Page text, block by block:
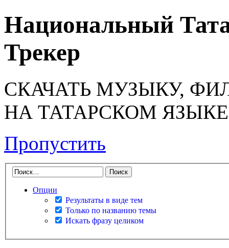
Национальный
Трекер
СКАЧАТЬ МУЗЫКУ,
НА ТАТАРСКОМ ЯЗЫКЕ
Пропустить
Опции
Результаты в виде тем
Только по названию темы
Искать фразу целиком